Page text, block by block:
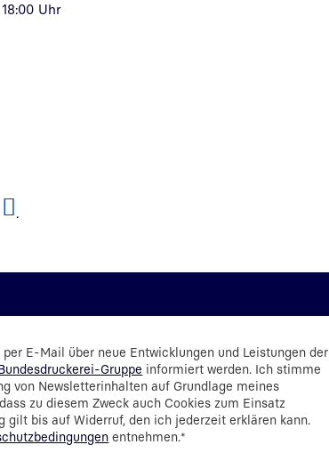
Uhr
.
E-Mail über neue Entwicklungen und Leistungen der
Gruppe informiert werden. Ich stimme
von Newsletterinhalten auf Grundlage meines
zu diesem Zweck auch Cookies zum Einsatz
gilt bis auf Widerruf, den ich jederzeit erklären kann.
entnehmen.*